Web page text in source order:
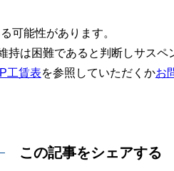
可能性があります。
は困難であると判断しサスペ
工賃表を参照していただくかお
この記事をシェアする